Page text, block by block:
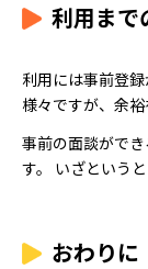
利用まで
利用には事前登
様々ですが、余裕
事前の面談がで
す。 いざという
おわりに